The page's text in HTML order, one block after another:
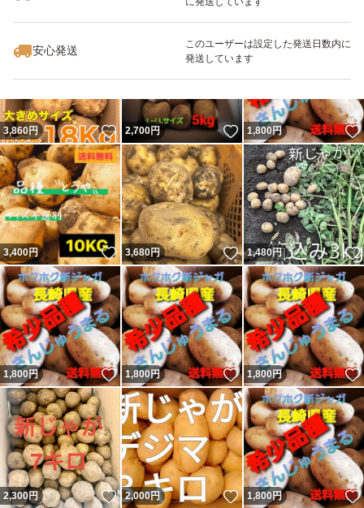
安心発送
このユーザーは設定した発送日数内に
発送しています
いいね！
3,300
3,860円 いいね！
2,700円 いいね！
1,800 円
3,400円 いいね！
3,680円 いいね！
1,480円
1,800 円 いいね！
1,800 円 いいね！
1,800 円
2,300円 いいね！
2,000円 いいね！
1,800 円